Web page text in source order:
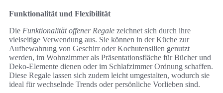
Funktionalität und Flexibilität
Die Funktionalität offener Regale zeichnet sich durch ihre
vielseitige Verwendung aus. Sie können in der Küche zur
Aufbewahrung von Geschirr oder Kochutensilien genutzt
werden, im Wohnzimmer als Präsentationsfläche für Bücher und
Deko-Elemente dienen oder im Schlafzimmer Ordnung schaffen.
Diese Regale lassen sich zudem leicht umgestalten, wodurch sie
ideal für wechselnde Trends oder persönliche Vorlieben sind.